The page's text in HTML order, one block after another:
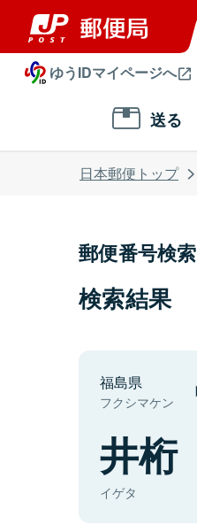
ゆうIDマイページへ
送る
日本郵便トップ
郵便番号検索
検索結果
福島県
フクシマケン
井桁
イゲタ